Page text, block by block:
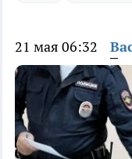
21 мая 06:32